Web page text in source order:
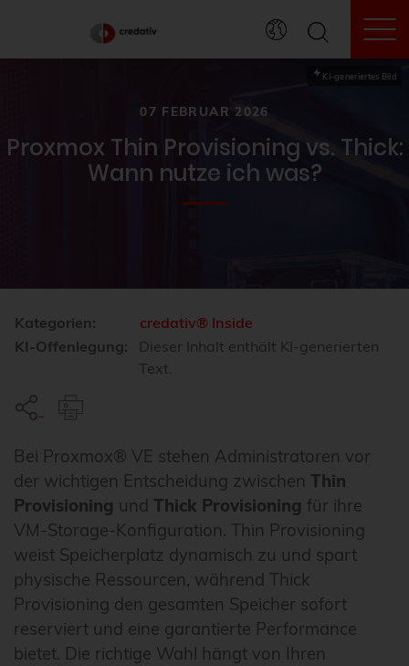
KI-generiertes Bild
07 FEBRUAR 2026
Proxmox Thin Provisioning vs. Thick:
Wann nutze ich was?
Kategorien:
credativ® Inside
KI-Offenlegung:
Dieser Inhalt enthält KI-generierten
Text.
Bei Proxmox® VE stehen Administratoren vor
der wichtigen Entscheidung zwischen Thin
Provisioning und Thick Provisioning für ihre
VM-Storage-Konfiguration. Thin Provisioning
weist Speicherplatz dynamisch zu und spart
physische Ressourcen, während Thick
Provisioning den gesamten Speicher sofort
reserviert und eine garantierte Performance
bietet. Die richtige Wahl hängt von Ihren